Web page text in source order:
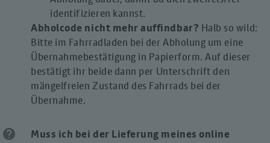
identifizieren kannst.
Abholcode nicht mehr auffindbar? Halb so wild:
Bitte im Fahrradladen bei der Abholung um eine
Übernahmebestätigung in Papierform. Auf dieser
bestätigt ihr beide dann per Unterschrift den
mängelfreien Zustand des Fahrrads bei der
Übernahme.
help
Muss ich bei der Lieferung meines online